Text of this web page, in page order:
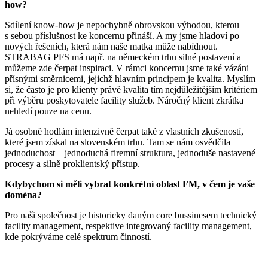
how?
Sdílení know-how je nepochybně obrovskou výhodou, kterou
s sebou příslušnost ke koncernu přináší. A my jsme hladoví po
nových řešeních, která nám naše matka může nabídnout.
STRABAG PFS má např. na německém trhu silné postavení a
můžeme zde čerpat inspiraci. V rámci koncernu jsme také vázáni
přísnými směrnicemi, jejichž hlavním principem je kvalita. Myslím
si, že často je pro klienty právě kvalita tím nejdůležitějším kritériem
při výběru poskytovatele facility služeb. Náročný klient zkrátka
nehledí pouze na cenu.
Já osobně hodlám intenzivně čerpat také z vlastních zkušeností,
které jsem získal na slovenském trhu. Tam se nám osvědčila
jednoduchost – jednoduchá firemní struktura, jednoduše nastavené
procesy a silně proklientský přístup.
Kdybychom si měli vybrat konkrétní oblast FM, v čem je vaše
doména?
Pro naši společnost je historicky daným core bussinesem technický
facility management, respektive integrovaný facility management,
kde pokrýváme celé spektrum činností.